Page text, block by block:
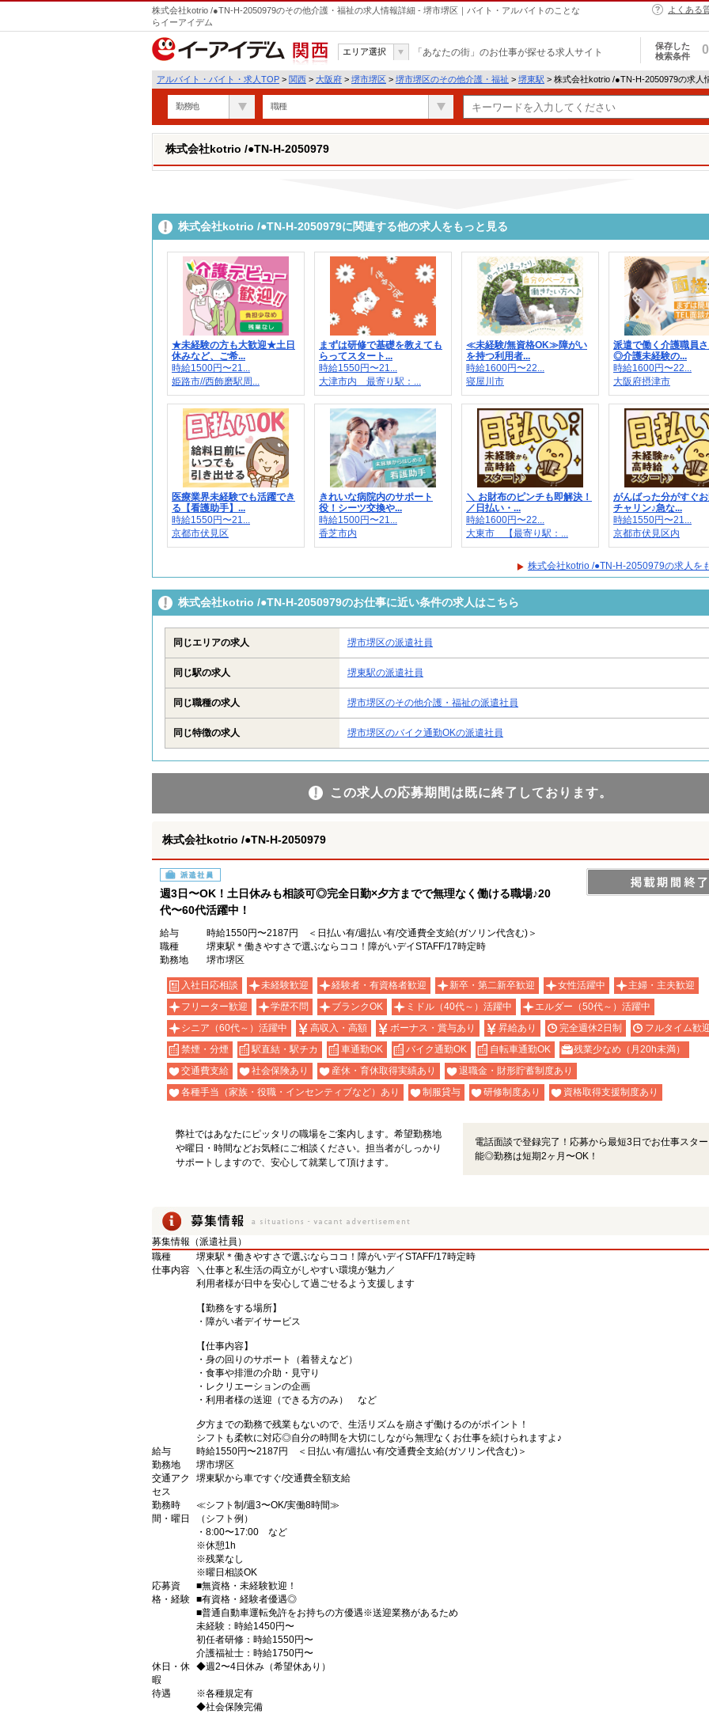
株式会社kotrio /●TN-H-2050979のその他介護・福祉の求人情報詳細 - 堺市堺区｜バイト・アルバイトのことな
らイーアイデム
よくある
関西
エリア選択 「あなたの街」のお仕事が探せる求人サイト
保存した
検索条件
0
アルバイト・バイト・求人TOP > 関西 > 大阪府 > 堺市堺区 > 堺市堺区のその他介護・福祉 > 堺東駅 > 株式会社kotrio /●TN-H-2050979の求人
勤務地 職種
株式会社kotrio /●TN-H-2050979
株式会社kotrio /●TN-H-2050979に関連する他の求人をもっと見る
★未経験の方も大歓迎★土日
休みなど、ご希...
時給1500円〜21...
姫路市//西飾磨駅周...
まずは研修で基礎を教えても
らってスタート...
時給1550円〜21...
大津市内 最寄り駅：...
≪未経験/無資格OK≫障がい
を持つ利用者...
時給1600円〜22...
寝屋川市
派遣で働く介護職員
◎介護未経験の...
時給1600円〜22...
大阪府摂津市
医療業界未経験でも活躍でき
る【看護助手】...
時給1550円〜21...
京都市伏見区
きれいな病院内のサポート
役！シーツ交換や...
時給1500円〜21...
香芝市内
＼ お財布のピンチも即解決！
／日払い・...
時給1600円〜22...
大東市 【最寄り駅：...
がんばった分がすぐ
チャリン♪急な...
時給1550円〜21...
京都市伏見区内
株式会社kotrio /●TN-H-2050979の求人を
株式会社kotrio /●TN-H-2050979のお仕事に近い条件の求人はこちら
同じエリアの求人 堺市堺区の派遣社員
同じ駅の求人 堺東駅の派遣社員
同じ職種の求人 堺市堺区のその他介護・福祉の派遣社員
同じ特徴の求人 堺市堺区のバイク通勤OKの派遣社員
この求人の応募期間は既に終了しております。
株式会社kotrio /●TN-H-2050979
派遣社員
週3日〜OK！土日休みも相談可◎完全日勤×夕方までで無理なく働ける職場♪20
代〜60代活躍中！
給与
時給1550円〜2187円 ＜日払い有/週払い有/交通費全支給(ガソリン代含む)＞
職種
堺東駅＊働きやすさで選ぶならココ！障がいデイSTAFF/17時定時
勤務地
堺市堺区
入社日応相談 未経験歓迎 経験者・有資格者歓迎 新卒・第二新卒歓迎 女性活躍中
主婦・主夫歓迎
フリーター歓迎
学歴不問 ブランクOK ミドル（40代～）活躍中
エルダー（50代～）活躍中
シニア（60代～）活躍中
高収入・高額 ボーナス・賞与あり 昇給あり 完全週休2日制
フルタイム歓
禁煙・分煙
駅直結・駅チカ 車通勤OK バイク通勤OK 自転車通勤OK
残業少なめ（月20h未満）
交通費支給
社会保険あり 産休・育休取得実績あり
退職金・財形貯蓄制度あり
各種手当（家族・役職・インセンティブなど）あり
制服貸与 研修制度あり 資格取得支援制度あり
弊社ではあなたにピッタリの職場をご案内します。希望勤務地
や曜日・時間などお気軽にご相談ください。担当者がしっかり
サポートしますので、安心して就業して頂けます。
電話面談で登録完了！応募から最短3日でお仕事スタ
能◎勤務は短期2ヶ月〜OK！
募集情報（派遣社員）
職種
堺東駅＊働きやすさで選ぶならココ！障がいデイSTAFF/17時定時
仕事内容
＼仕事と私生活の両立がしやすい環境が魅力／
利用者様が日中を安心して過ごせるよう支援します
【勤務をする場所】
・障がい者デイサービス
【仕事内容】
・身の回りのサポート（着替えなど）
・食事や排泄の介助・見守り
・レクリエーションの企画
・利用者様の送迎（できる方のみ） など
夕方までの勤務で残業もないので、生活リズムを崩さず働けるのがポイント！
シフトも柔軟に対応◎自分の時間を大切にしながら無理なくお仕事を続けられますよ♪
給与
時給1550円〜2187円 ＜日払い有/週払い有/交通費全支給(ガソリン代含む)＞
勤務地
堺市堺区
交通アク
セス
堺東駅から車ですぐ/交通費全額支給
勤務時
間・曜日
≪シフト制/週3〜OK/実働8時間≫
（シフト例）
・8:00〜17:00 など
※休憩1h
※残業なし
※曜日相談OK
応募資
格・経験
■無資格・未経験歓迎！
■有資格・経験者優遇◎
■普通自動車運転免許をお持ちの方優遇※送迎業務があるため
未経験：時給1450円〜
初任者研修：時給1550円〜
介護福祉士：時給1750円〜
休日・休
暇
◆週2〜4日休み（希望休あり）
待遇
※各種規定有
◆社会保険完備